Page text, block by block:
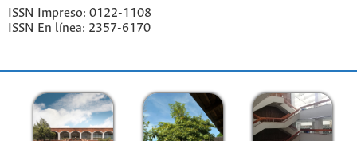
ISSN Impreso: 0122-1108
ISSN En línea: 2357-6170